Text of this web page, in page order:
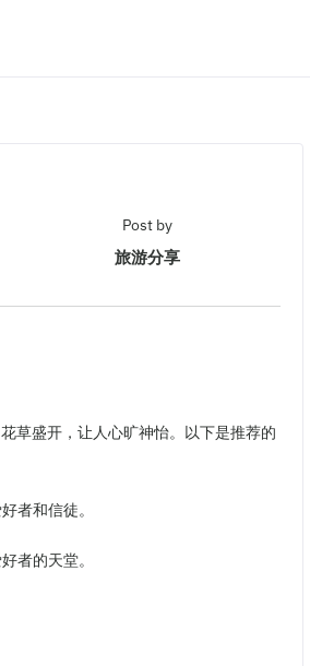
Post by
旅游分享
草盛开，让人心旷神怡。以下是推荐的
者和信徒。
者的天堂。